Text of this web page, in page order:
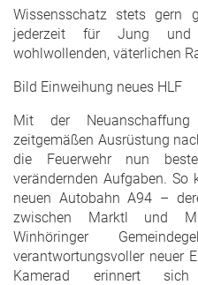
Wissensschatz stets gern
jederzeit für Jung
wohlwollenden, väterlichen
Bild Einweihung neues HLF
Mit der
zeitgemäßen Ausrüstung
die Feuerwehr nun
verändernden Aufgaben.
neuen Autobahn A94 –
zwischen Marktl und
Winhöringer
verantwortungsvoller neuer
Kamerad erinnert